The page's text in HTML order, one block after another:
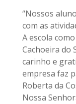
“Nossos
com as
A escola
Cachoeira do
carinho e
empresa faz
Roberta da
Nossa